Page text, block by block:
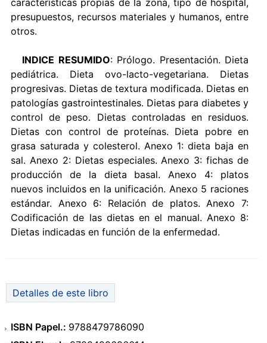
características propias de la zona, tipo de hospital,
presupuestos, recursos materiales y humanos, entre
otros.
INDICE RESUMIDO: Prólogo. Presentación. Dieta
pediátrica. Dieta ovo-lacto-vegetariana. Dietas
progresivas. Dietas de textura modificada. Dietas en
patologías gastrointestinales. Dietas para diabetes y
control de peso. Dietas controladas en residuos.
Dietas con control de proteínas. Dieta pobre en
grasa saturada y colesterol. Anexo 1: dieta baja en
sal. Anexo 2: Dietas especiales. Anexo 3: fichas de
producción de la dieta basal. Anexo 4: platos
nuevos incluidos en la unificación. Anexo 5 raciones
estándar. Anexo 6: Relación de platos. Anexo 7:
Codificación de las dietas en el manual. Anexo 8:
Dietas indicadas en función de la enfermedad.
Detalles de este libro
ISBN Papel.: 9788479786090